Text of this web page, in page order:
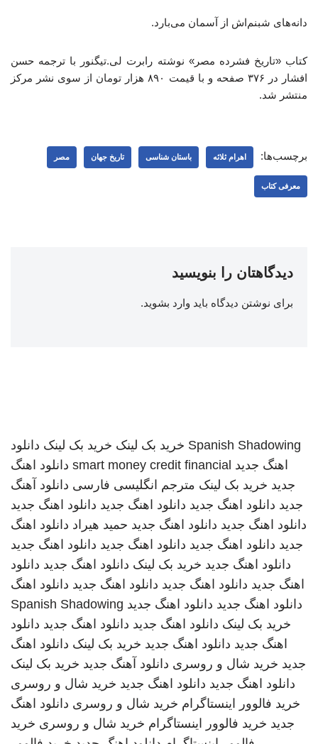
دانه‌های شبنم‌اش از آسمان می‌بارد.
کتاب «تاریخ فشرده مصر» نوشته رابرت لی.تیگنور با ترجمه حسن
افشار در ۳۷۶ صفحه و با قیمت ۸۹۰ هزار تومان از سوی نشر مرکز
منتشر شد.
برچسب‌ها: اهرام ثلاثه باستان شناسی تاریخ جهان مصر
معرفی کتاب
دیدگاهتان را بنویسید
برای نوشتن دیدگاه باید وارد بشوید.
Spanish Shadowing خرید بک لینک خرید بک لینک دانلود
اهنگ جدید smart money credit financial دانلود اهنگ
جدید خرید بک لینک مترجم انگلیسی فارسی دانلود آهنگ
جدید دانلود اهنگ جدید دانلود اهنگ جدید دانلود اهنگ جدید
دانلود اهنگ جدید دانلود اهنگ جدید حمید هیراد دانلود اهنگ
جدید دانلود اهنگ جدید دانلود اهنگ جدید دانلود اهنگ جدید
دانلود اهنگ جدید خرید بک لینک دانلود اهنگ جدید دانلود
اهنگ جدید دانلود اهنگ جدید دانلود اهنگ جدید دانلود اهنگ
دانلود اهنگ جدید دانلود اهنگ جدید Spanish Shadowing
خرید بک لینک دانلود اهنگ جدید دانلود اهنگ جدید دانلود
اهنگ جدید دانلود اهنگ جدید خرید بک لینک دانلود اهنگ
جدید خرید شال و روسری دانلود آهنگ جدید خرید بک لینک
دانلود اهنگ جدید دانلود اهنگ جدید خرید شال و روسری
خرید فالوور اینستاگرام خرید شال و روسری دانلود اهنگ
جدید خرید فالوور اینستاگرام خرید شال و روسری خرید